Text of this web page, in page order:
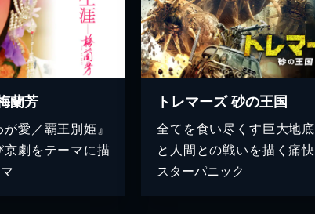
蘭芳
が愛／覇王別姫』
劇をテーマに描
トレマーズ 砂の王国
全てを食い尽くす巨大地
と人間との戦いを描く痛
スターパニック